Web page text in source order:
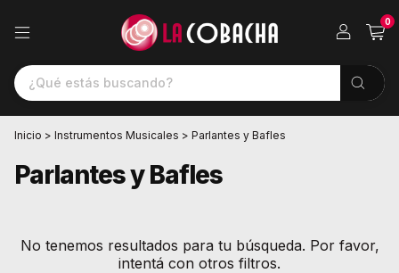
0
Inicio > Instrumentos Musicales > Parlantes y Bafles
Parlantes y Bafles
No tenemos resultados para tu búsqueda. Por favor,
intentá con otros filtros.